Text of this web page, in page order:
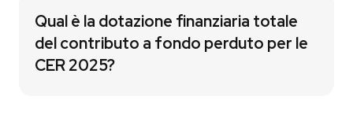
Qual è la dotazione finanziaria totale
del contributo a fondo perduto per le
CER 2025?